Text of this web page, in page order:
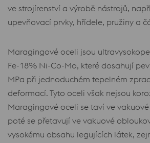
ve strojírenství a výrobě nástrojů,
upevňovací prvky, hřídele, pružiny a
Maragingové oceli jsou
Fe-18% Ni-Co-Mo, které dosahují
MPa při jednoduchém tepelném
deformací. Tyto oceli však nejsou
Maragingové oceli se taví ve
poté se přetavují ve vakuové
vysokému obsahu legujících látek,